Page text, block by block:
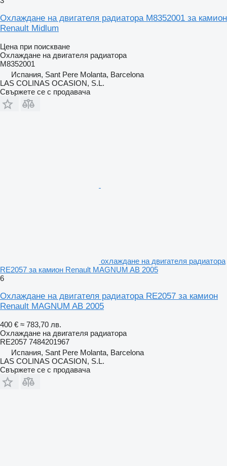
Охлаждане на двигателя радиатора M8352001 за камион
Renault Midlum
Цена при поискване
Охлаждане на двигателя радиатора
M8352001
Испания, Sant Pere Molanta, Barcelona
LAS COLINAS OCASION, S.L.
Свържете се с продавача
охлаждане на двигателя радиатора
RE2057 за камион Renault MAGNUM AB 2005
6
Охлаждане на двигателя радиатора RE2057 за камион
Renault MAGNUM AB 2005
400 € ≈ 783,70 лв.
Охлаждане на двигателя радиатора
RE2057 7484201967
Испания, Sant Pere Molanta, Barcelona
LAS COLINAS OCASION, S.L.
Свържете се с продавача